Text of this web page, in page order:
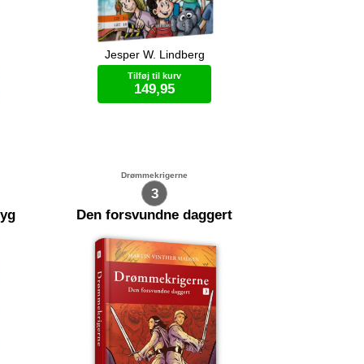
slot.
gør
Familien er taget på solferie. De vil
slappe af og nyde varmen. Men da
Far møder en gammel ven, bliver
ferien vendt på hovedet.
Jesper W. Lindberg
Tilføj til kurv
149,95
3
Drømmekrigerne
Den forsvundne daggert